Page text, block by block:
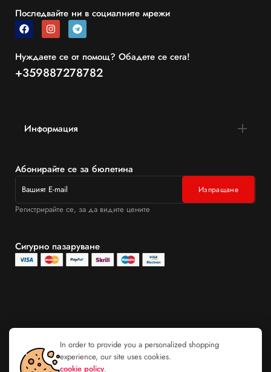
Последвайте ни в социалните мрежи
Нуждаете се от помощ? Обадете се сега!
+359887278782
Информация
Абонирайте се за бюлетина
Регистрирайте се, за да видите цените
Сигурно пазаруване
In order to provide you a personalized shopping
experience, our site uses cookies.
cookie policy.